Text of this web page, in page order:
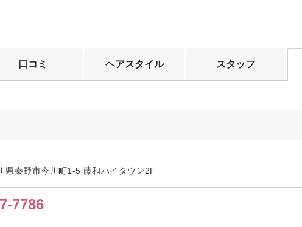
口コミ ヘアスタイル スタッフ
県秦野市今川町1-5 藤和ハイタウン2F
7786